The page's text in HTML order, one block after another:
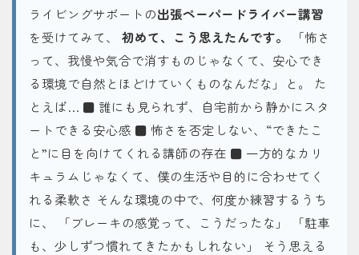
ライビングサポートの出張ペーパードライバー講習
を受けてみて、 初めて、こう思えたんです。
「怖さ
って、我慢や気合で消すものじゃなくて、安心でき
る環境で自然とほどけていくものなんだな」と。 た
とえば… ■ 誰にも見られず、自宅前から静かにスタ
ートできる安心感 ■ 怖さを否定しない、“できたこ
と”に目を向けてくれる講師の存在 ■ 一方的なカリ
キュラムじゃなくて、僕の生活や目的に合わせてく
れる柔軟さ そんな環境の中で、何度か練習するうち
に、 「ブレーキの感覚って、こうだったな」 「駐車
も、少しずつ慣れてきたかもしれない」 そう思える